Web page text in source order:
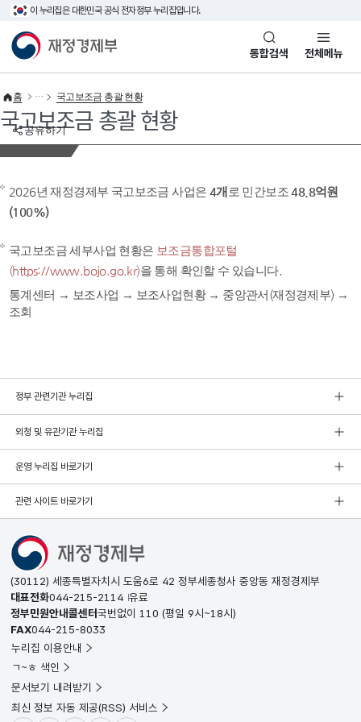
이 누리집은 대한민국 공식 전자정부 누리집입니다.
재정경제부(www.mofe.go.kr)통합검색 전체메뉴
공유하기
홈 국고보조금 총괄 현황
국고보조금 총괄 현황
2026년 재정경제부 국고보조금 사업은 4개 로 민간보조48.8억원
(100%)
국고보조금 세부사업 현황은 보조금통합포털
(https://www.bojo.go.kr)을 통해 확인할 수 있습니다.
통계센터 → 보조사업 → 보조사업현황 → 중앙관서(재정경제부) →
조회
정부 관련기관 누리집
외청 및 유관기관 누리집
운영 누리집 바로가기
관련 사이트 바로가기
(30112) 세종특별자치시 도움6로 42 정부세종청사 중앙동 재정경제부
대표전화044-215-2114 유료
정부민원안내콜센터국번없이 110 (평일 9시~18시)
FAX044-215-8033
누리집 이용안내
ㄱ~ㅎ 색인
문서보기 내려받기
최신 정보 자동 제공(RSS) 서비스